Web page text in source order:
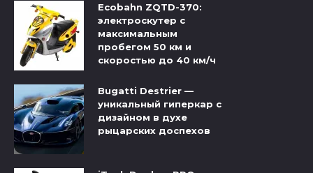
Ecobahn ZQTD-370:
электроскутер с
максимальным
пробегом 50 км и
скоростью до 40 км/ч
Bugatti Destrier —
уникальный гиперкар с
дизайном в духе
рыцарских доспехов